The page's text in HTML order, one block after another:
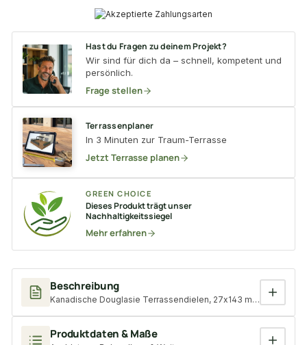
Beschreibung
Kanadische Douglasie Terrassendielen, 27x143 mm, KD, glatt/
Produktdaten & Maße
Hast du Fragen zu deinem Projekt?
Wir sind für dich da – schnell, kompetent und
persönlich.
Frage stellen
Terrassenplaner
In 3 Minuten zur Traum-Terrasse
Jetzt Terrasse planen
GREEN CHOICE
Dieses Produkt trägt unser
Nachhaltigkeitssiegel
Mehr erfahren